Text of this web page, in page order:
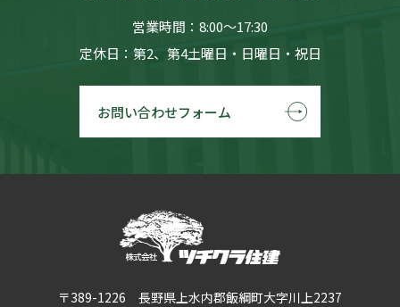
営業時間：8:00〜17:30
定休日：第2、第4土曜日・日曜日・祝日
お問い合わせフォーム
〒389-1226 長野県上水内郡飯綱町大字川上2237